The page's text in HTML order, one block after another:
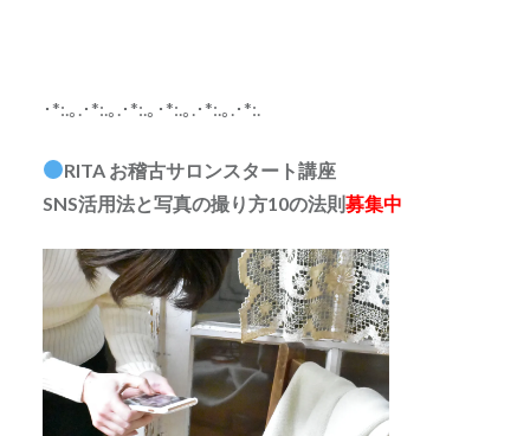
･*:.｡.･*:.｡.･*:.｡･*:.｡.･*:.｡.･*:.
RITA お稽古サロンスタート講座
SNS活用法と写真の撮り方10の法則募集中